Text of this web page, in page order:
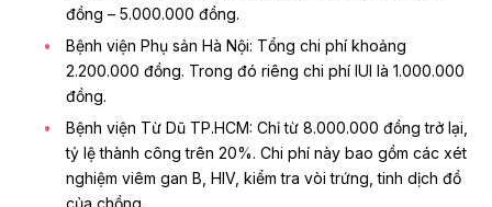
đồng – 5.000.000 đồng.
Bệnh viện Phụ sản Hà Nội: Tổng chi phí khoảng
2.200.000 đồng. Trong đó riêng chi phí IUI là 1.000.000
đồng.
Bệnh viện Từ Dũ TP.HCM: Chỉ từ 8.000.000 đồng trở lại,
tỷ lệ thành công trên 20%. Chi phí này bao gồm các xét
nghiệm viêm gan B, HIV, kiểm tra vòi trứng, tinh dịch đồ
của chồng.